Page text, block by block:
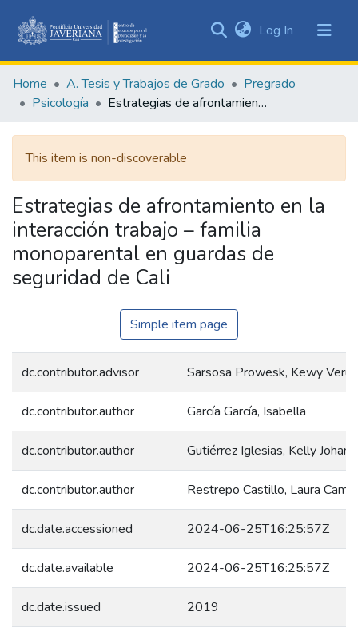
&
Collections
Statistics
Log In (current)
Home A. Tesis y Trabajos de Grado
Pregrado
Psicología
Estrategias de afrontamiento en la interacción trabajo – familia monoparental en guardas de seguridad de Cali
This item is non-discoverable
Estrategias de afrontamiento en la
interacción trabajo – familia
monoparental en guardas de
seguridad de Cali
Simple item page
dc.contributor.advisor Sarsosa Prowesk, Kewy
dc.contributor.author García García, Isabella
dc.contributor.author Gutiérrez Iglesias, Kelly
dc.contributor.author Restrepo Castillo, Laura
dc.date.accessioned 2024-06-25T16:25:57Z
dc.date.available 2024-06-25T16:25:57Z
dc.date.issued 2019